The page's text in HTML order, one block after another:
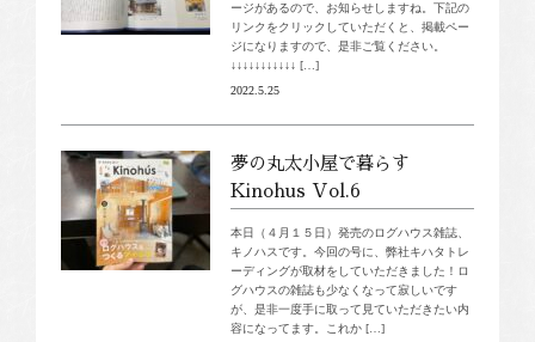
ージがあるので、お知らせしますね。下記の
リンクをクリックしていただくと、掲載ペー
ジになりますので、是非ご覧ください。
↓↓↓↓↓↓↓↓↓↓↓ […]
2022.5.25
夢の丸太小屋で暮らす
Kinohus Vol.6
本日（４月１５日）発売のログハウス雑誌、
キノハスです。今回の号に、弊社キハタトレ
ーディングが取材をしていただきました！ロ
グハウスの雑誌も少なくなって寂しいです
が、是非一度手に取って見ていただきたい内
容になってます。これか […]